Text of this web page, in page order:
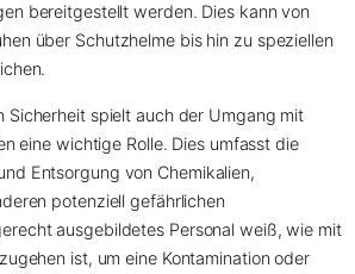
bereitgestellt werden. Dies kann von
über Schutzhelme bis hin zu speziellen
Sicherheit spielt auch der Umgang mit
eine wichtige Rolle. Dies umfasst die
Entsorgung von Chemikalien,
potenziell gefährlichen
ausgebildetes Personal weiß, wie mit
ist, um eine Kontamination oder